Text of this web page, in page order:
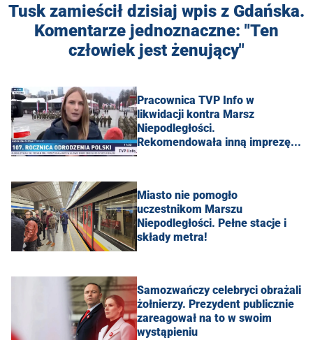
Tusk zamieścił dzisiaj wpis z Gdańska.
Komentarze jednoznaczne: "Ten
człowiek jest żenujący"
Pracownica TVP Info w
likwidacji kontra Marsz
Niepodległości.
Rekomendowała inną imprezę...
Miasto nie pomogło
uczestnikom Marszu
Niepodległości. Pełne stacje i
składy metra!
Samozwańczy celebryci obrażali
żołnierzy. Prezydent publicznie
zareagował na to w swoim
wystąpieniu